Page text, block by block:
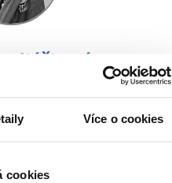
Více o cookies
cookies
18 zájezdů